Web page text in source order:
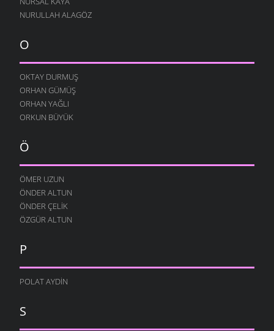
NURULLAH ALAGÖZ
O
OKTAY DURMUŞ
ORHAN GÜMÜŞ
ORHAN YAĞLI
ORKUN BÜYÜK
Ö
ÖMER UZUN
ÖNDER ALTUN
ÖNDER ÇELIK
ÖZGÜR ALTUN
P
POLAT AYDIN
S